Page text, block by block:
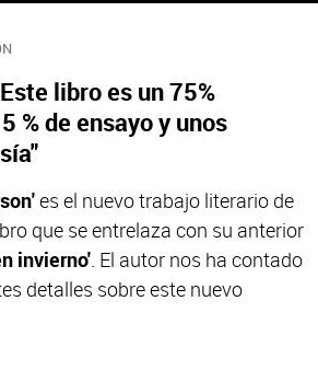
libro es un 75%
% de ensayo y unos
es el nuevo trabajo literario de
que se entrelaza con su anterior
invierno'. El autor nos ha contado
detalles sobre este nuevo